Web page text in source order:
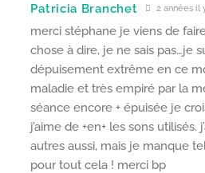
Patricia Branchet 2 années il
merci stéphane je viens de
chose à dire, je ne sais pas…je
dépuisement extrême en ce
maladie et très empiré par la
séance encore + épuisée je
j’aime de +en+ les sons utilisés.
autres aussi, mais je manque
pour tout cela ! merci bp